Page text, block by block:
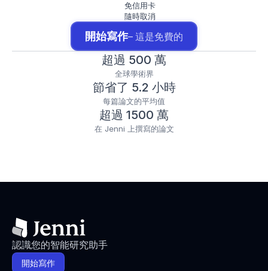
免信用卡
隨時取消
開始寫作– 這是免費的
超過 500 萬
全球學術界
節省了 5.2 小時
每篇論文的平均值
超過 1500 萬
在 Jenni 上撰寫的論文
認識您的智能研究助手
開始寫作